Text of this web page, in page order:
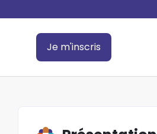
Je m'inscris